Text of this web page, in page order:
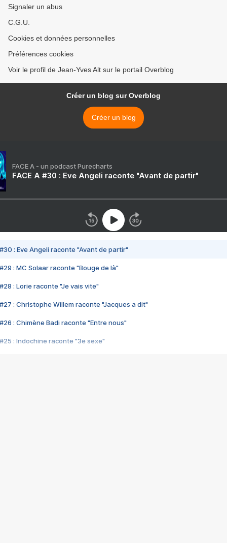
Signaler un abus
C.G.U.
Cookies et données personnelles
Préférences cookies
Voir le profil de Jean-Yves Alt sur le portail Overblog
Créer un blog sur Overblog
Créer un blog
FACE A - un podcast Purecharts
FACE A #30 : Eve Angeli raconte "Avant de partir"
#30 : Eve Angeli raconte "Avant de partir"
#29 : MC Solaar raconte "Bouge de là"
#28 : Lorie raconte "Je vais vite"
#27 : Christophe Willem raconte "Jacques a dit"
#26 : Chimène Badi raconte "Entre nous"
#25 : Indochine raconte "3e sexe"